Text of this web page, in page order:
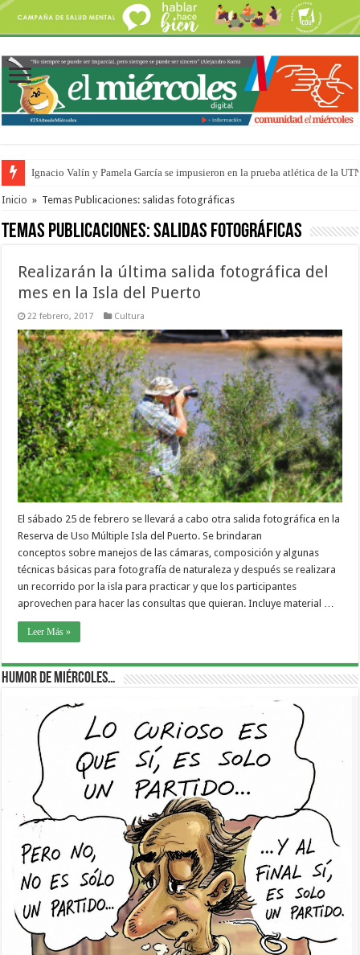
Ignacio Valín y Pamela García se impusieron en la prueba atlética de la
Traigo el litoral en mi canción: 100 años de Aníbal Sampayo
Inicio » Temas Publicaciones: salidas fotográficas
Temas Publicaciones:salidas fotográficas
Realizarán la última salida fotográfica del
mes en la Isla del Puerto
22 febrero, 2017 Cultura
El sábado 25 de febrero se llevará a cabo otra salida fotográfica en la
Reserva de Uso Múltiple Isla del Puerto. Se brindaran
conceptos sobre manejos de las cámaras, composición y algunas
técnicas básicas para fotografía de naturaleza y después se realizara
un recorrido por la isla para practicar y que los participantes
aprovechen para hacer las consultas que quieran. Incluye material …
Leer Más »
Humor de Miércoles…